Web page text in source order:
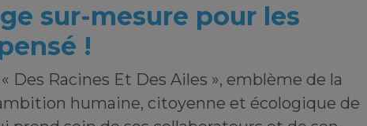
sur-mesure pour les
!
Des Racines Et Des Ailes », emblème de la
humaine, citoyenne et écologique de